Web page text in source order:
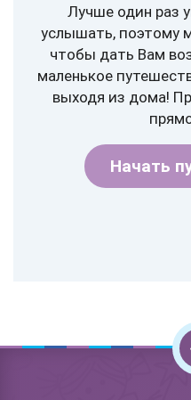
Лучше один раз
услышать, поэтому
чтобы дать Вам
маленькое
выходя из дома!
Начать